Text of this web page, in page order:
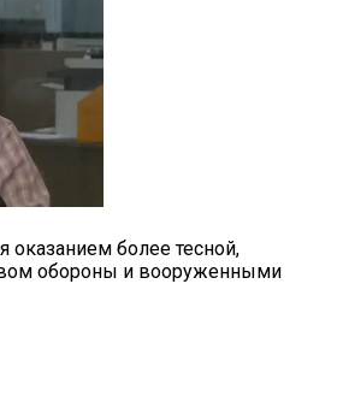
более тесной,
обороны и вооруженными